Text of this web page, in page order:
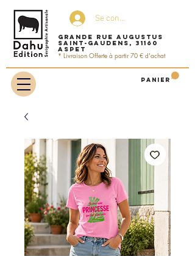
Panier
Grande rue Augustus
Saint-Gaudens, 31160
ASPET
* Livraison Offerte à partir 70 € d'achat
Se connecter